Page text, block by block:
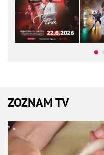
ZOZNAM TV